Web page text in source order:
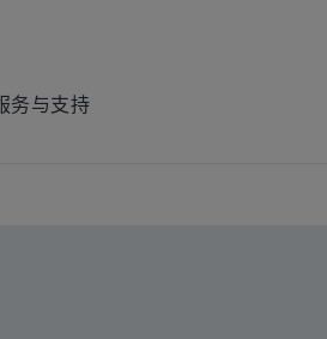
务与支持